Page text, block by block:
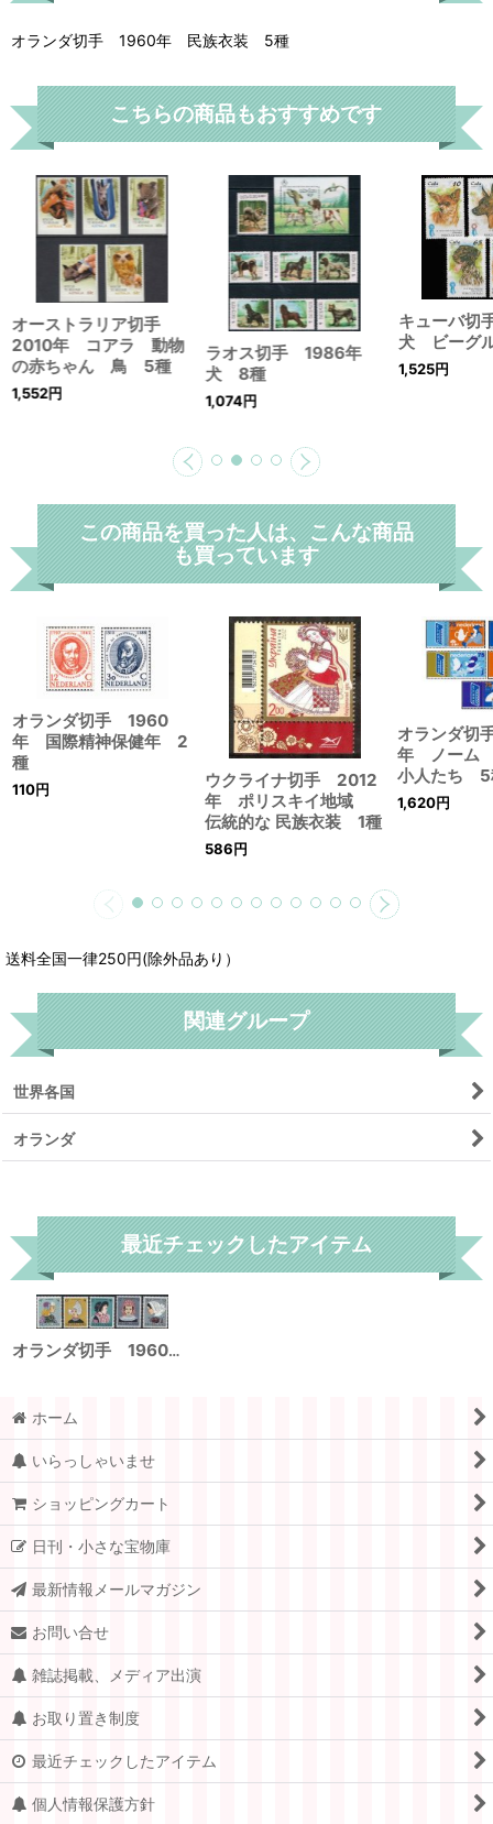
オランダ切手 1960年 民族衣装 5種
こちらの商品もおすすめです
オーストラリア切手
2010年 コアラ 動物
の赤ちゃん 鳥 5種
1,552円
ラオス切手 1986年
犬 8種
1,074円
キューバ切
犬 ビーグ
1,525円
この商品を買った人は、こんな商品
も買っています
オランダ切手 1960
年 国際精神保健年 2
種
110円
ウクライナ切手 2012
年 ポリスキイ地域
伝統的な 民族衣装 1種
586円
オランダ
年 ノーム
小人たち 5
1,620円
送料全国一律250円(除外品あり）
関連グループ
世界各国
オランダ
最近チェックしたアイテム
オランダ切手 1960年 民族衣装 5種
ホーム
いらっしゃいませ
ショッピングカート
日刊・小さな宝物庫
最新情報メールマガジン
お問い合せ
雑誌掲載、メディア出演
お取り置き制度
最近チェックしたアイテム
個人情報保護方針